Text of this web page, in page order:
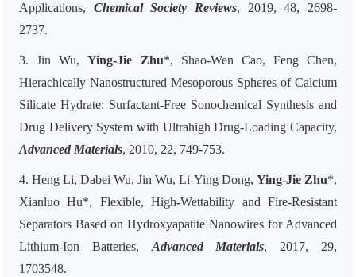
Applications, Chemical Society Reviews, 2019, 48, 2698-
2737.
3.Jin Wu,Ying-Jie Zhu*, Shao-Wen Cao, Feng Chen,
Hierachically Nanostructured Mesoporous Spheres of Calcium
Silicate Hydrate: Surfactant-Free Sonochemical Synthesis and
Drug Delivery System with Ultrahigh Drug-Loading Capacity,
Advanced Materials, 2010, 22, 749-753.
4. Heng Li, Dabei Wu, Jin Wu, Li-Ying Dong, Ying-Jie Zhu*,
Xianluo Hu*, Flexible, High-Wettability and Fire-Resistant
Separators Based on Hydroxyapatite Nanowires for Advanced
Lithium-Ion Batteries, Advanced Materials, 2017, 29,
1703548.